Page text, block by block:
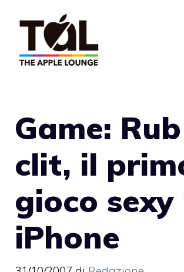
contenuto
Game:
clit, il
gioco sexy
iPhone